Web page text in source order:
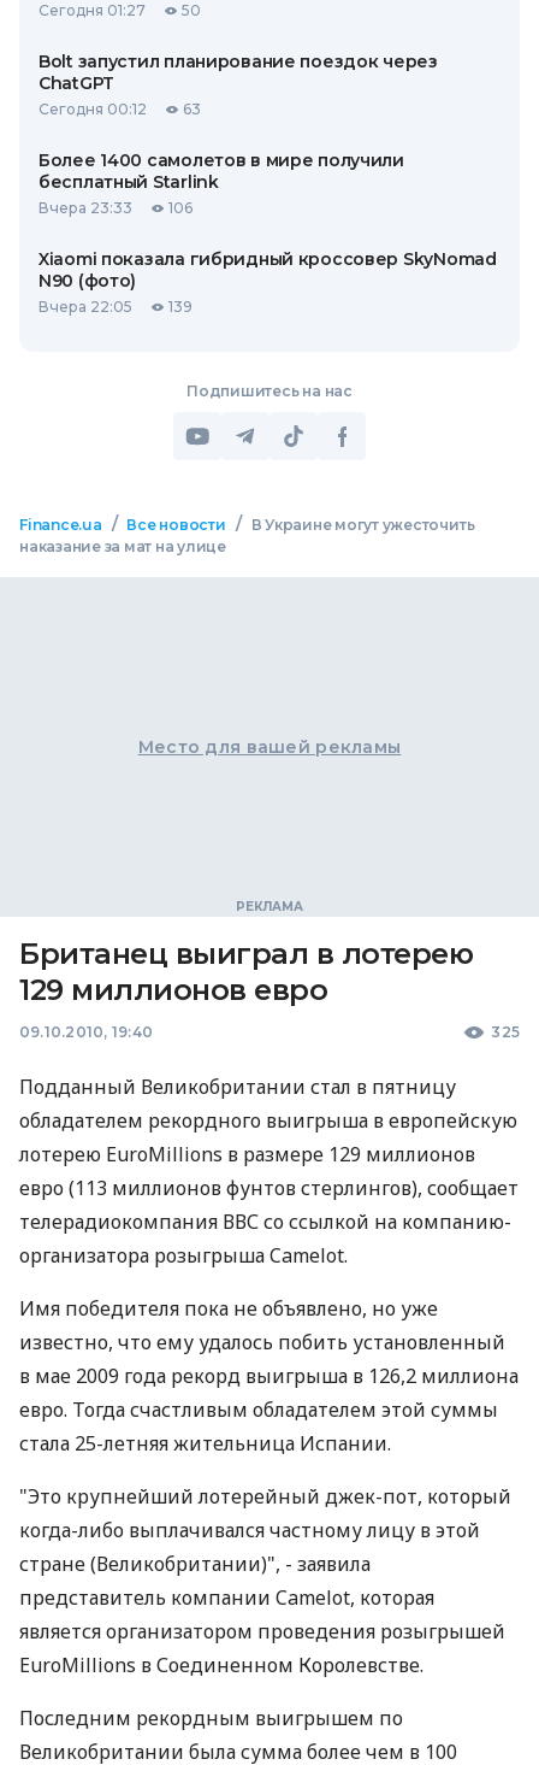
Сегодня 01:27 50
Bolt запустил планирование поездок через
ChatGPT
Сегодня 00:12 63
Более 1400 самолетов в мире получили
бесплатный Starlink
Вчера 23:33 106
Xiaomi показала гибридный кроссовер SkyNomad
N90 (фото)
Вчера 22:05 139
Подпишитесь на нас
Finance.ua / Все новости /
В Украине могут ужесточить
наказание за мат на улице
Место для вашей рекламы
Британец выиграл в лотерею
129 миллионов евро
09.10.2010, 19:40 325
Подданный Великобритании стал в пятницу
обладателем рекордного выигрыша в европейскую
лотерею EuroMillions в размере 129 миллионов
евро (113 миллионов фунтов стерлингов), сообщает
телерадиокомпания ВВС со ссылкой на компанию-
организатора розыгрыша Camelot.
Имя победителя пока не объявлено, но уже
известно, что ему удалось побить установленный
в мае 2009 года рекорд выигрыша в 126,2 миллиона
евро. Тогда счастливым обладателем этой суммы
стала 25-летняя жительница Испании.
"Это крупнейший лотерейный джек-пот, который
когда-либо выплачивался частному лицу в этой
стране (Великобритании)", - заявила
представитель компании Camelot, которая
является организатором проведения розыгрышей
EuroMillions в Соединенном Королевстве.
Последним рекордным выигрышем по
Великобритании была сумма более чем в 100